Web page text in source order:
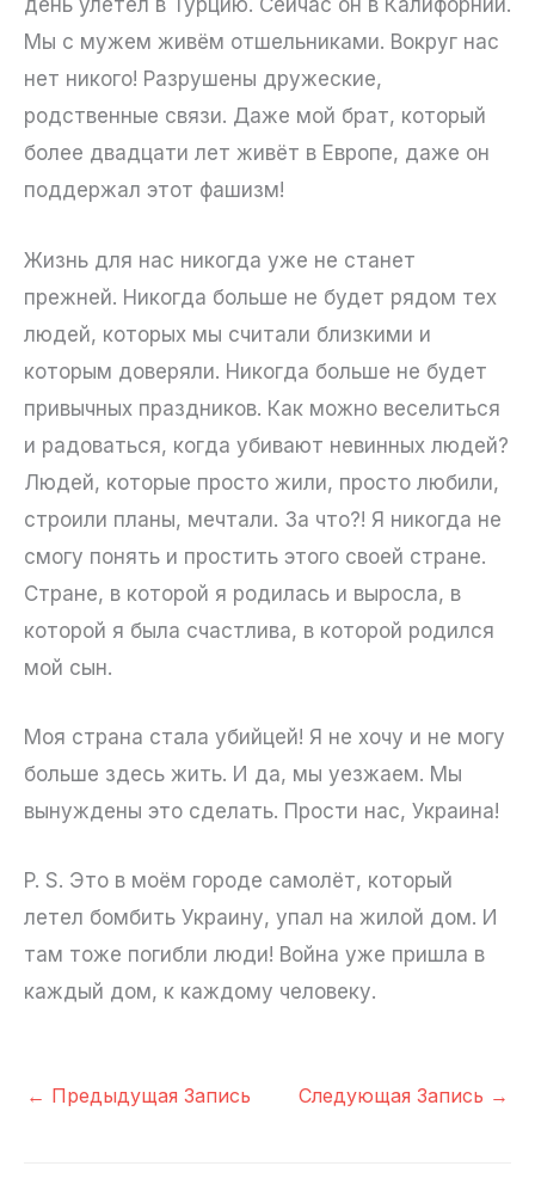
день улетел в Турцию. Сейчас он в Калифорнии.
Мы с мужем живём отшельниками. Вокруг нас
нет никого! Разрушены дружеские,
родственные связи. Даже мой брат, который
более двадцати лет живёт в Европе, даже он
поддержал этот фашизм!
Жизнь для нас никогда уже не станет
прежней. Никогда больше не будет рядом тех
людей, которых мы считали близкими и
которым доверяли. Никогда больше не будет
привычных праздников. Как можно веселиться
и радоваться, когда убивают невинных людей?
Людей, которые просто жили, просто любили,
строили планы, мечтали. За что?! Я никогда не
смогу понять и простить этого своей стране.
Стране, в которой я родилась и выросла, в
которой я была счастлива, в которой родился
мой сын.
Моя страна стала убийцей! Я не хочу и не могу
больше здесь жить. И да, мы уезжаем. Мы
вынуждены это сделать. Прости нас, Украина!
P. S. Это в моём городе самолёт, который
летел бомбить Украину, упал на жилой дом. И
там тоже погибли люди! Война уже пришла в
каждый дом, к каждому человеку.
← Предыдущая Запись Следующая Запись →